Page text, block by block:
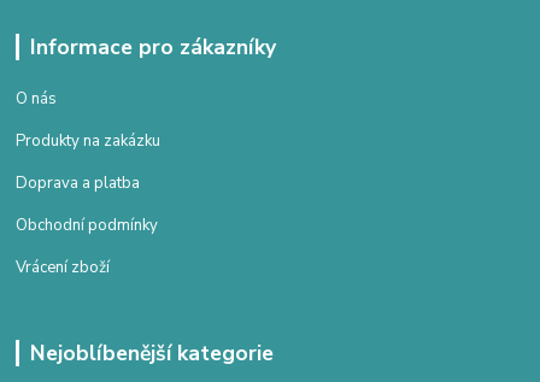
Informace pro zákazníky
O nás
Produkty na zakázku
Doprava a platba
Obchodní podmínky
Vrácení zboží
Nejoblíbenější kategorie